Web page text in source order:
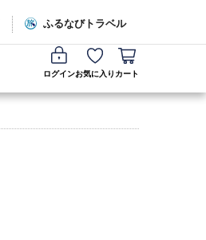
ふるなびトラベル
ログインお気に入り カート